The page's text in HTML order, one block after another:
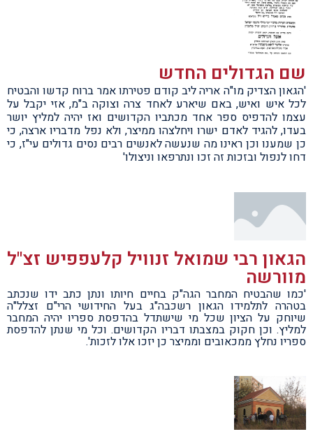
שם הגדולים החדש
'הגאון הצדיק מו"ה אריה ליב קודם פטירתו אמר ברוח קדשו והבטיח
לכל איש ואיש, באם שיארע לאחד צרה וצוקה ב"מ, אזי יקבל על
עצמו להדפיס ספר אחד מכתביו הקדושים ואז יהיה למליץ יושר
בעדו, להגיד לאדם ישרו ויחלצהו ממיצר, ולא נפל מדבריו ארצה, כי
כן שמענו וכן ראינו מה שנעשה לאנשים רבים נסים גדולים עי"ז, כי
דחו לנפול ובזכות זה זכו ונתרפאו וניצולו'
הגאון רבי שמואל זנוויל קלעפפיש זצ"ל
מוורשה
'כמו שהבטיח המחבר הגה"ק בחיים חיותו ונתן כתב ידו שנכתב
בטהרה לתלמידו הגאון רשכבה"ג בעל החידושי הרי"ם זצלל"ה
שיוחק על הציון שכל מי שישתדל בהדפסת ספריו יהיה המחבר
למליץ. וכן חקוק במצבתו דבריו הקדושים. וכל מי שנתן להדפסת
ספריו נחלץ ממכאובים וממיצר כן יזכו אלו לזכות'.